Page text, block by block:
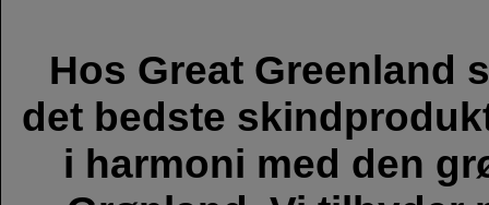
Hos Great Greenland
det bedste
i harmoni med den